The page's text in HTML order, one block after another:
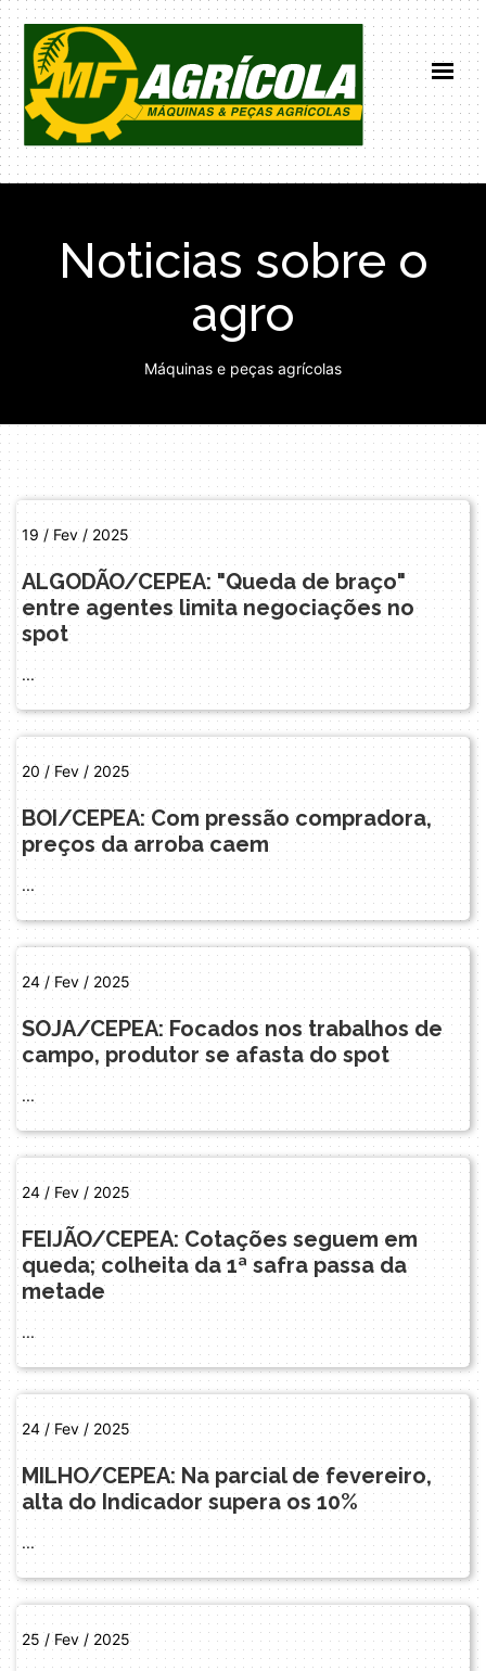
HOME
PRODUTOS
(66) 99671-0101
Noticias sobre o
agro
Máquinas e peças agrícolas
19 / Fev / 2025
ALGODÃO/CEPEA: "Queda de braço"
entre agentes limita negociações no
spot
...
20 / Fev / 2025
BOI/CEPEA: Com pressão compradora,
preços da arroba caem
...
24 / Fev / 2025
SOJA/CEPEA: Focados nos trabalhos de
campo, produtor se afasta do spot
...
24 / Fev / 2025
FEIJÃO/CEPEA: Cotações seguem em
queda; colheita da 1ª safra passa da
metade
...
24 / Fev / 2025
MILHO/CEPEA: Na parcial de fevereiro,
alta do Indicador supera os 10%
...
25 / Fev / 2025